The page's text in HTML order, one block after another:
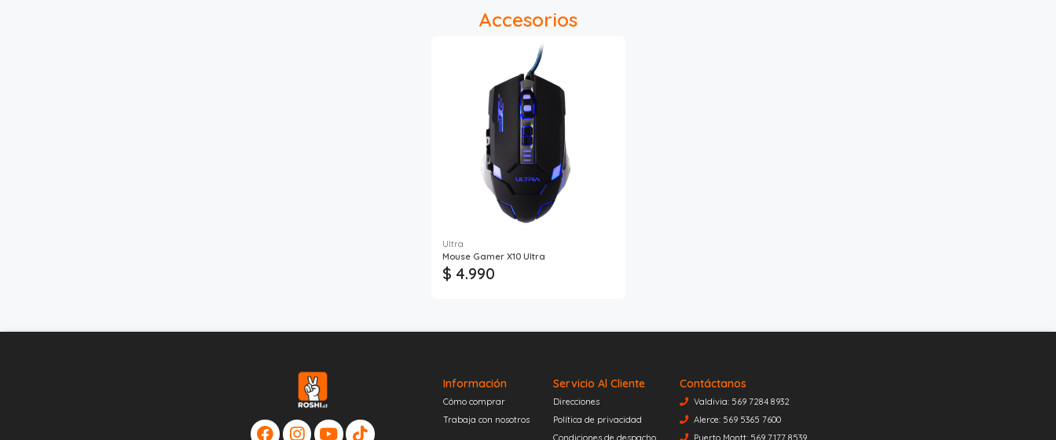
Accesorios
Ultra
Mouse Gamer X10 Ultra
$ 4.990
Información
Cómo comprar
Trabaja con nosotros
Servicio Al Cliente
Direcciones
Política de privacidad
Contáctanos
Valdivia: 569 7284 8932
Alerce: 569 5365 7600